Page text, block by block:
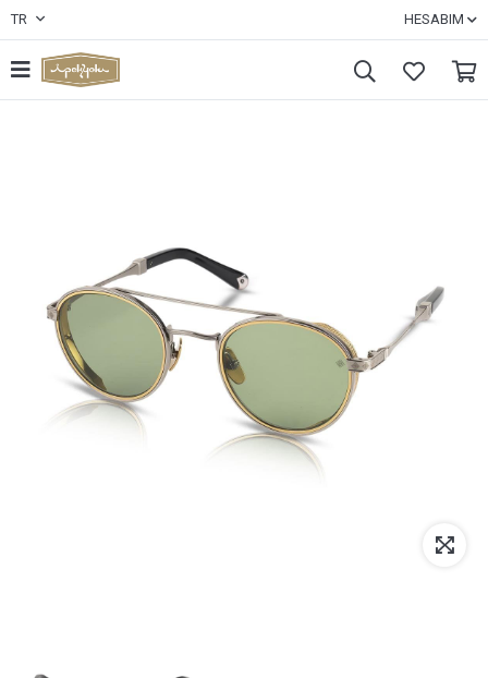
TR HESABIM